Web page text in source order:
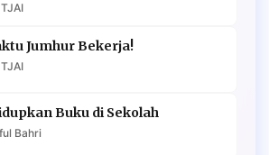
Jumhur Bekerja!
Buku di Sekolah
Bahri